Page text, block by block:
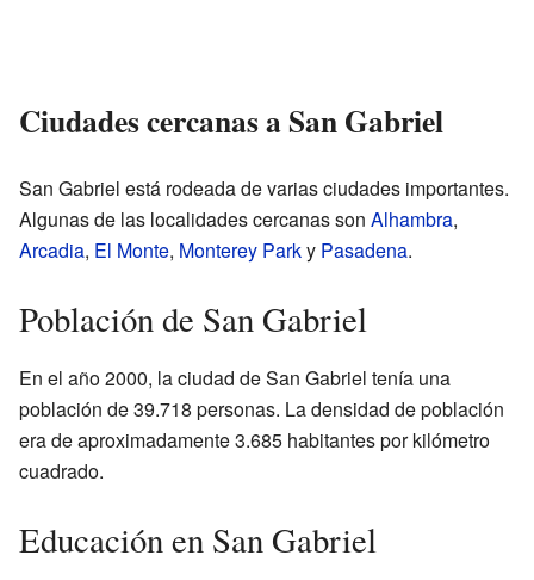
Ciudades cercanas a San Gabriel
San Gabriel está rodeada de varias ciudades importantes.
Algunas de las localidades cercanas son Alhambra,
Arcadia, El Monte, Monterey Parky Pasadena.
Población de San Gabriel
En el año 2000, la ciudad de San Gabriel tenía una
población de 39.718 personas. La densidad de población
era de aproximadamente 3.685 habitantes por kilómetro
cuadrado.
Educación en San Gabriel